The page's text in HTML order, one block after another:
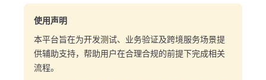
使用声明
本平台旨在为开发测试、业务验证及跨境服务场景提
供辅助支持，帮助用户在合理合规的前提下完成相关
流程。